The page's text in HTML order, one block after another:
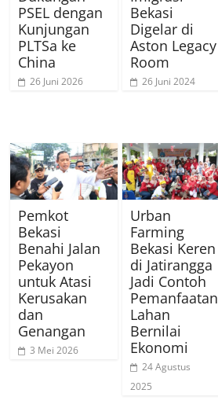
PSEL dengan
Kunjungan
PLTSa ke
China
26 Juni 2026
Bekasi
Digelar di
Aston Legacy
Room
26 Juni 2024
Pemkot
Bekasi
Benahi Jalan
Pekayon
untuk Atasi
Kerusakan
dan
Genangan
3 Mei 2026
Urban
Farming
Bekasi Keren
di Jatirangga
Jadi Contoh
Pemanfaatan
Lahan
Bernilai
Ekonomi
24 Agustus
2025